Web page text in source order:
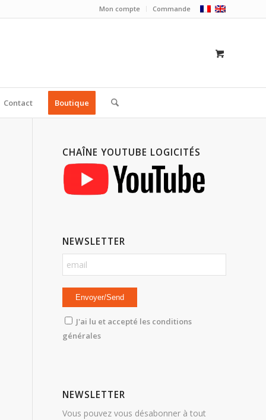
Mon compte Commande
Contact Boutique
CHAÎNE YOUTUBE LOGICITÉS
NEWSLETTER
J'ai lu et accepté les conditions
générales
NEWSLETTER
Vous pouvez vous désabonner à tout